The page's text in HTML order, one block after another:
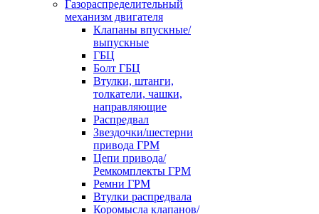
Газораспределительный
механизм двигателя
Клапаны впускные/
выпускные
ГБЦ
Болт ГБЦ
Втулки, штанги,
толкатели, чашки,
направляющие
Распредвал
Звездочки/шестерни
привода ГРМ
Цепи привода/
Ремкомплекты ГРМ
Ремни ГРМ
Втулки распредвала
Коромысла клапанов/